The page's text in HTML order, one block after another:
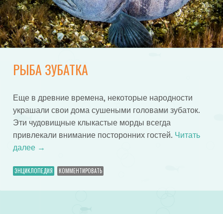
РЫБА ЗУБАТКА
Еще в древние времена, некоторые народности
украшали свои дома сушеными головами зубаток.
Эти чудовищные клыкастые морды всегда
привлекали внимание посторонних гостей. Читать
далее →
ЭНЦИКЛОПЕДИЯ КОММЕНТИРОВАТЬ